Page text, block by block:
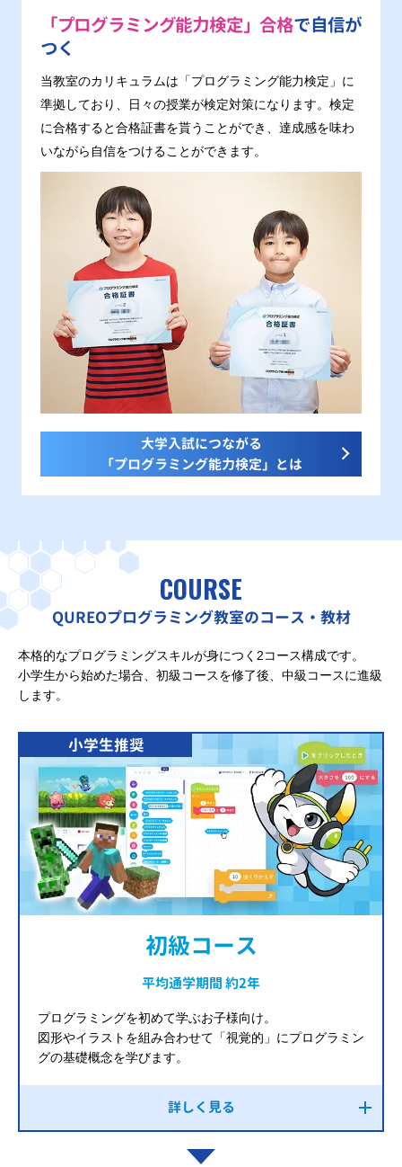
「プログラミング能力検定」合格で自信が
つく
当教室のカリキュラムは「プログラミング能力検定」に
準拠しており、日々の授業が検定対策になります。検定
に合格すると合格証書を貰うことができ、達成感を味わ
いながら自信をつけることができます。
大学入試につながる
「プログラミング能力検定」とは
COURSE
QUREOプログラミング教室のコース・教材
本格的なプログラミングスキルが身につく2コース構成です。
小学生から始めた場合、初級コースを修了後、中級コースに進級
します。
小学生推奨
初級コース
平均通学期間 約2年
プログラミングを初めて学ぶお子様向け。
図形やイラストを組み合わせて「視覚的」にプログラミン
グの基礎概念を学びます。
詳しく見る